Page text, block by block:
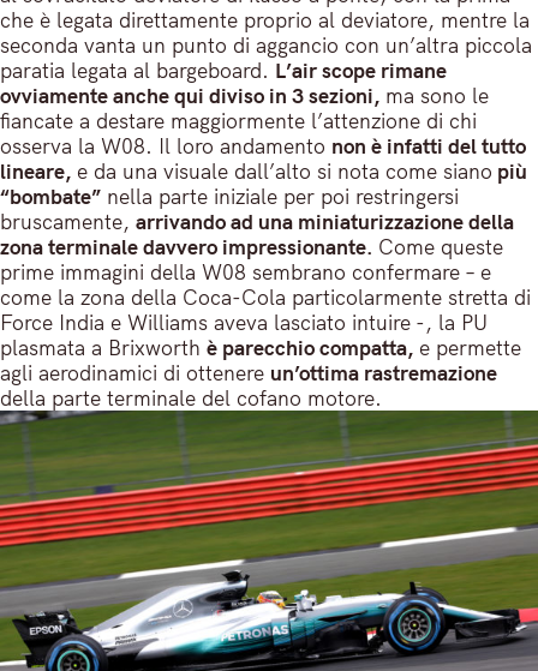
che è legata direttamente proprio al deviatore, mentre la
seconda vanta un punto di aggancio con un’altra piccola
paratia legata al bargeboard. L’air scope rimane
ovviamente anche qui diviso in 3 sezioni, ma sono le
fiancate a destare maggiormente l’attenzione di chi
osserva la W08. Il loro andamento non è infatti del tutto
lineare, e da una visuale dall’alto si nota come siano più
“bombate” nella parte iniziale per poi restringersi
bruscamente, arrivando ad una miniaturizzazione della
zona terminale davvero impressionante. Come queste
prime immagini della W08 sembrano confermare – e
come la zona della Coca-Cola particolarmente stretta di
Force India e Williams aveva lasciato intuire -, la PU
plasmata a Brixworth è parecchio compatta, e permette
agli aerodinamici di ottenere un’ottima rastremazione
della parte terminale del cofano motore.